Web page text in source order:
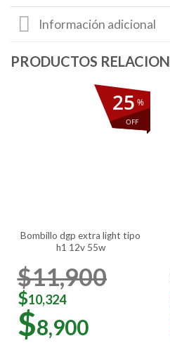
Información adicional
%
OFF
25
bombillo dgp extra light tipo
h1 12v 55w
$11,900
$10,324
$8,900